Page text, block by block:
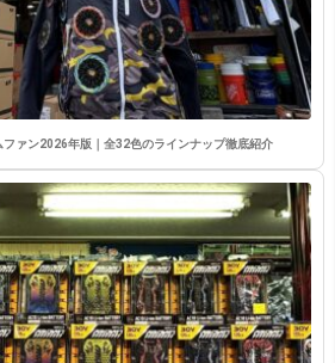
ァン2026年版｜全32色のラインナップ徹底紹介